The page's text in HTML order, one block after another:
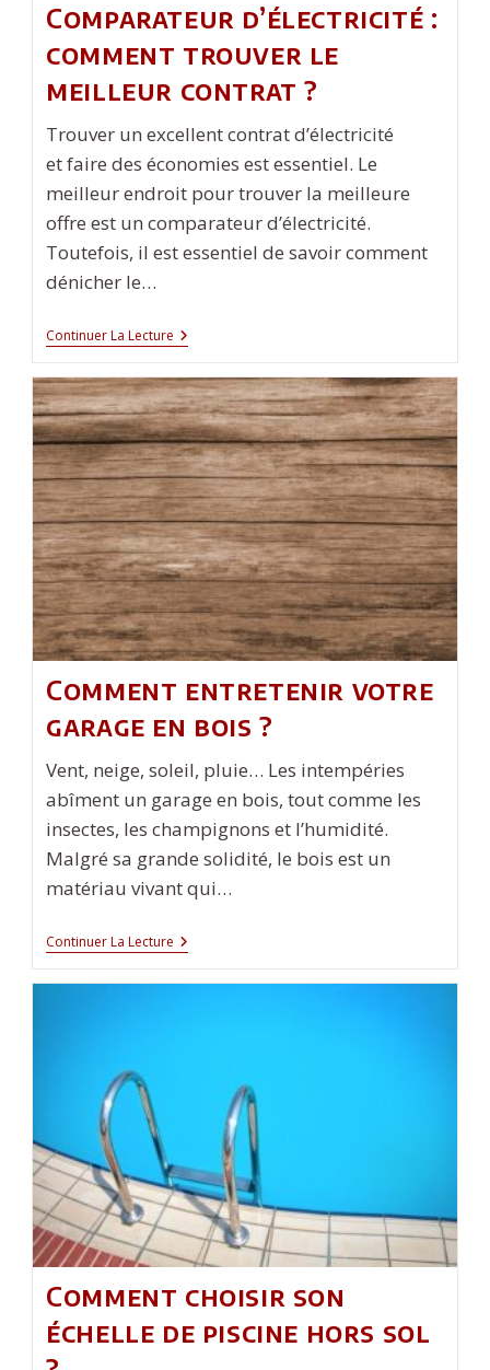
Comparateur d’électricité :
comment trouver le
meilleur contrat ?
Trouver un excellent contrat d’électricité
et faire des économies est essentiel. Le
meilleur endroit pour trouver la meilleure
offre est un comparateur d’électricité.
Toutefois, il est essentiel de savoir comment
dénicher le…
Continuer La Lecture Comparateur
D’électricité
Comment
Trouver
Le
Meilleur
Contrat
?
Comment entretenir votre
garage en bois ?
Vent, neige, soleil, pluie… Les intempéries
abîment un garage en bois, tout comme les
insectes, les champignons et l’humidité.
Malgré sa grande solidité, le bois est un
matériau vivant qui…
Continuer La Lecture Comment
Entretenir
Comment choisir son
échelle de piscine hors sol